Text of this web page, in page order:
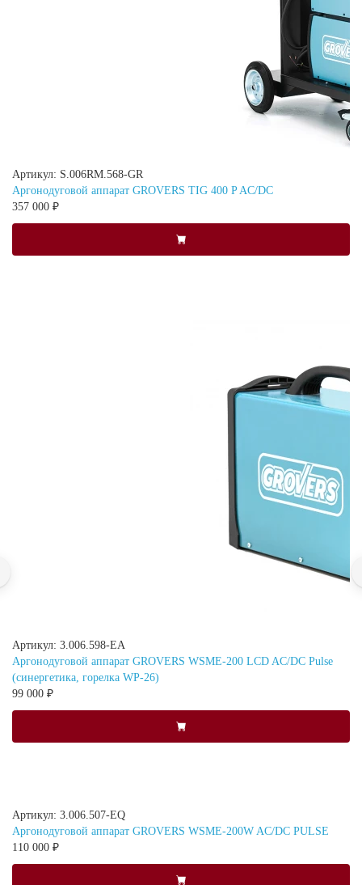
Артикул: S.006RM.568-GR
Аргонодуговой аппарат GROVERS TIG 400 P AC/DC
357 000 ₽
Артикул: 3.006.598-EA
Аргонодуговой аппарат GROVERS WSME-200 LCD AC/DC Pulse
(синергетика, горелка WP-26)
99 000 ₽
Артикул: 3.006.507-EQ
Аргонодуговой аппарат GROVERS WSME-200W AC/DC PULSE
110 000 ₽